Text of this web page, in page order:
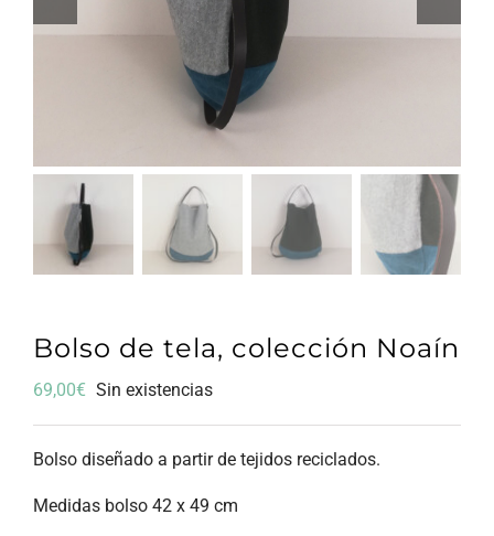
Bolso de tela, colección Noaín
69,00€ Sin existencias
Bolso diseñado a partir de tejidos reciclados.
Medidas bolso 42 x 49 cm